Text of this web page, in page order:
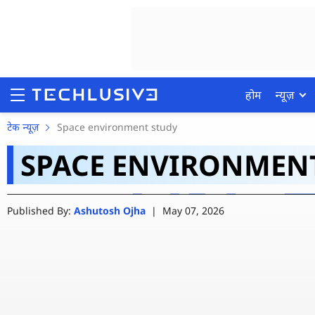
होम न्यूज़
होम
न्यूज़
टेक न्यूज़ Space environment study
SPACE
सूरज की वजह से धरती पर
बड़ा खुलासा
Published By: Ashutosh Ojha | May 07, 2026